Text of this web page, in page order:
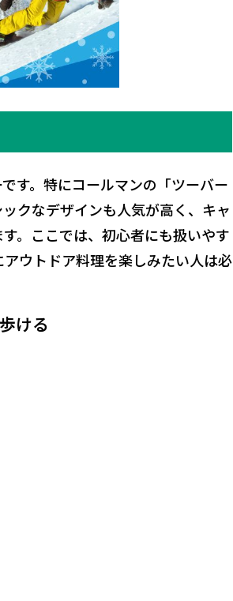
す。特にコールマンの「ツーバー
クなデザインも人気が高く、キャ
。ここでは、初心者にも扱いやす
ウトドア料理を楽しみたい人は必
ける